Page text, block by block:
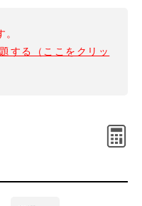
する（ここをクリッ